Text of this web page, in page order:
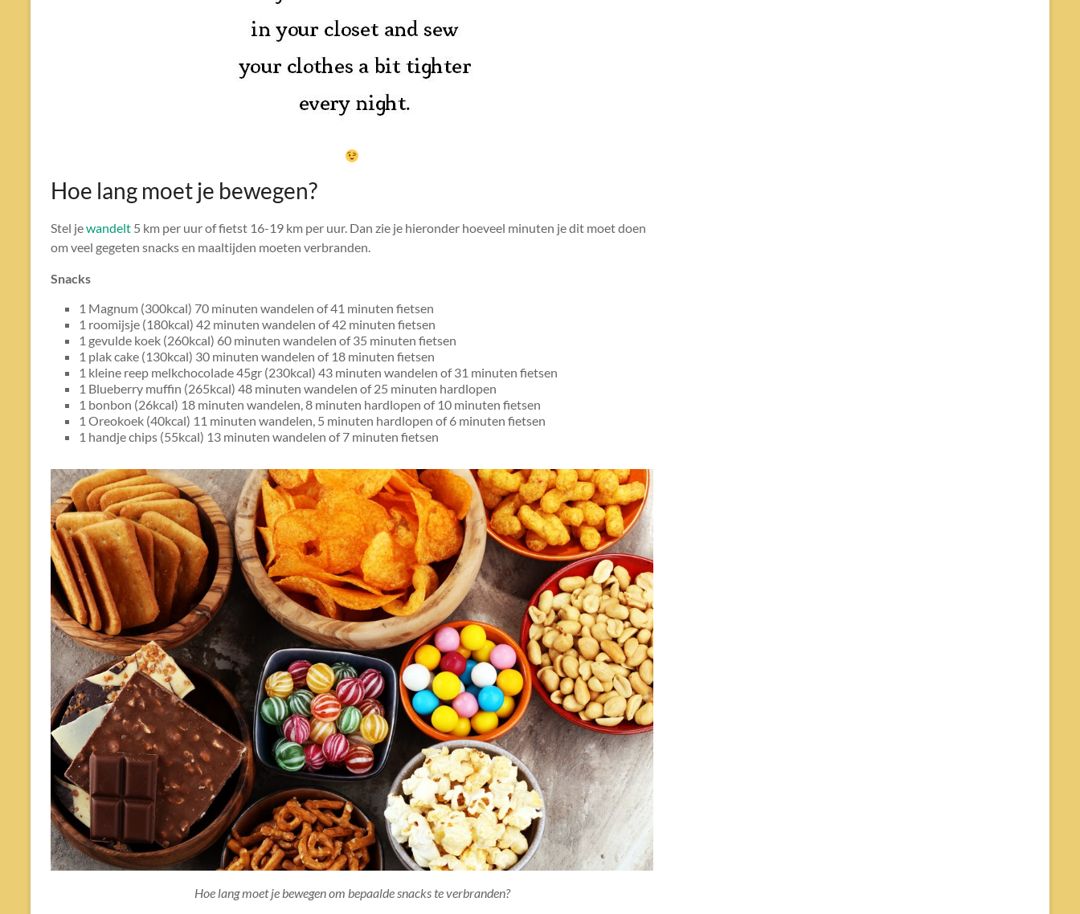
Hoe lang moet je bewegen?
Stel jewandelt 5 km per uur of fietst 16-19 km per uur. Dan zie je hieronder hoeveel minuten je dit moet doen
om veel gegeten snacks en maaltijden moeten verbranden.
Snacks
1 Magnum (300kcal) 70 minuten wandelen of 41 minuten fietsen
1 roomijsje (180kcal) 42 minuten wandelen of 42 minuten fietsen
1 gevulde koek (260kcal) 60 minuten wandelen of 35 minuten fietsen
1 plak cake (130kcal) 30 minuten wandelen of 18 minuten fietsen
1 kleine reep melkchocolade 45gr (230kcal) 43 minuten wandelen of 31 minuten fietsen
1 Blueberry muffin (265kcal) 48 minuten wandelen of 25 minuten hardlopen
1 bonbon (26kcal) 18 minuten wandelen, 8 minuten hardlopen of 10 minuten fietsen
1 Oreokoek (40kcal) 11 minuten wandelen, 5 minuten hardlopen of 6 minuten fietsen
1 handje chips (55kcal) 13 minuten wandelen of 7 minuten fietsen
Hoe lang moet je bewegen om bepaalde snacks te verbranden?